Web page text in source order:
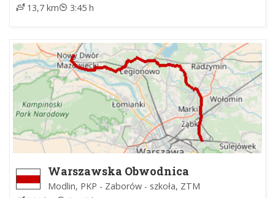
bramy zach. ??)
13,7 km 3:45 h
Warszawska Obwodnica
Turystyczna
Modlin, PKP - Zaborów - szkoła, ZTM